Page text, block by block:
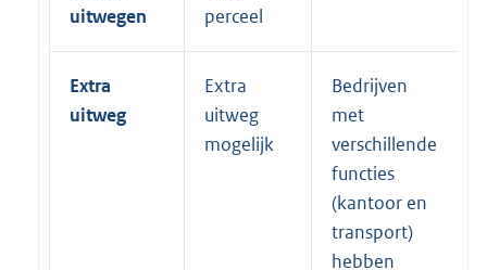
uitwegen
perceel
Extra
uitweg
Extra
uitweg
mogelijk
Bedrijven
met
verschillende
functies
(kantoor en
transport)
hebben